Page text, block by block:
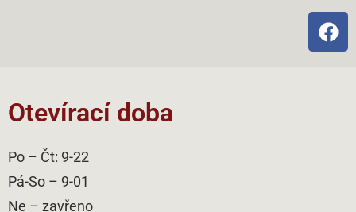
Otevírací doba
Po – Čt: 9-22
Pá-So – 9-01
Ne – zavřeno